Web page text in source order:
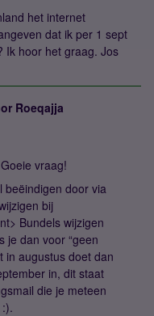
het internet
dat ik per 1 sept
Ik hoor het graag. Jos
Roeqajja
vraag!
beëindigen door via
bij
Bundels wijzigen
je dan voor “geen
in augustus doet dan
in, dit staat
die je meteen